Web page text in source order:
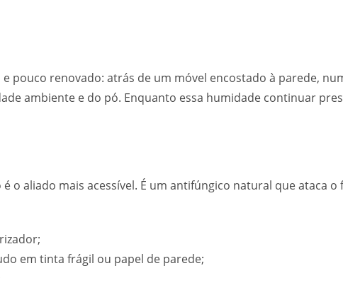
pouco renovado: atrás de um móvel encostado à parede,
ambiente e do pó. Enquanto essa humidade continuar
o aliado mais acessível. É um antifúngico natural que ataca o
em tinta frágil ou papel de parede;